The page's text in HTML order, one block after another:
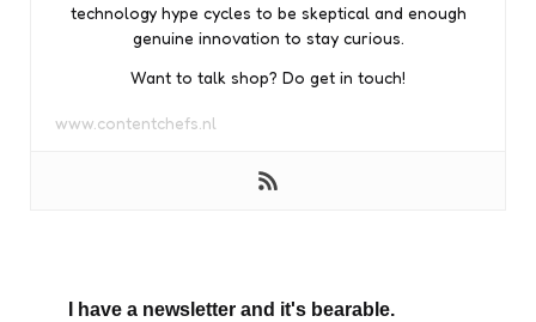
technology hype cycles to be skeptical and enough
genuine innovation to stay curious.
Want to talk shop? Do get in touch!
www.contentchefs.nl
I have a newsletter and it's bearable.